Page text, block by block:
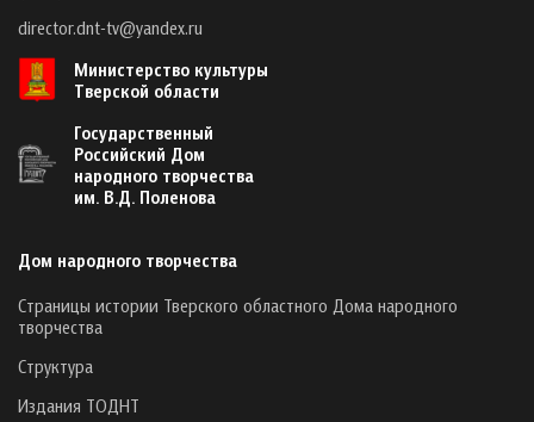
director.dnt-tv@yandex.ru
Министерство культуры
Тверской области
Государственный
Российский Дом
народного творчества
им. В.Д. Поленова
Дом народного творчества
Страницы истории Тверского областного Дома народного
творчества
Структура
Издания ТОДНТ